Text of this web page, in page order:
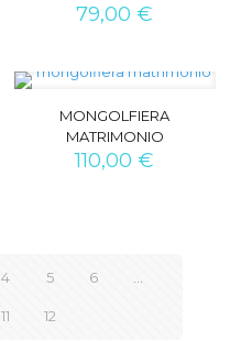
79,00€
MONGOLFIERA
MATRIMONIO
110,00€
4 5 6
11 12